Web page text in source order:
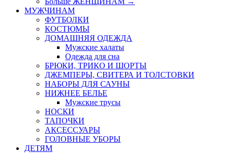
МУЖЧИНАМ
ФУТБОЛКИ
КОСТЮМЫ
ДОМАШНЯЯ ОДЕЖДА
Мужские халаты
Одежда для сна
БРЮКИ, ТРИКО И ШОРТЫ
ДЖЕМПЕРЫ, СВИТЕРА И ТОЛСТОВКИ
НАБОРЫ ДЛЯ САУНЫ
НИЖНЕЕ БЕЛЬЕ
Мужские трусы
НОСКИ
ТАПОЧКИ
АКСЕССУАРЫ
ГОЛОВНЫЕ УБОРЫ
ДЕТЯМ